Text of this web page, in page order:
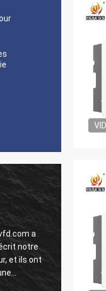
a
notre
et ils ont
une